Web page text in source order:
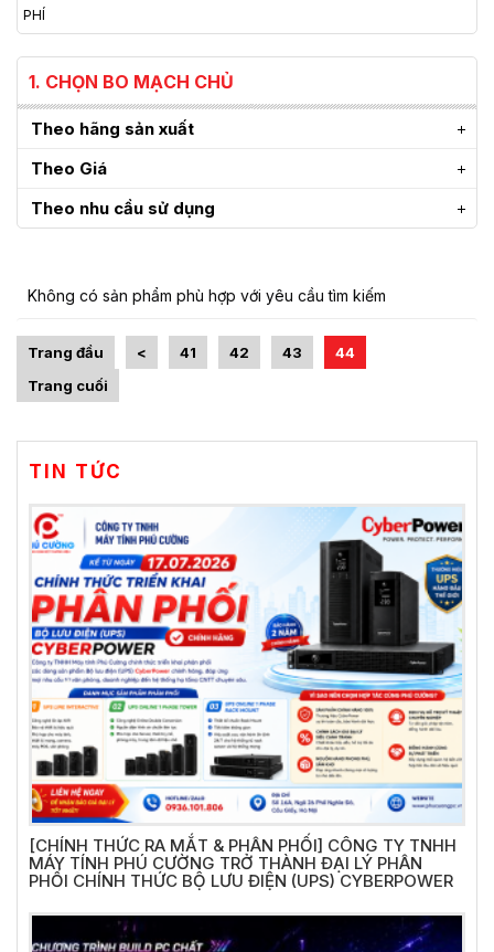
PHÍ
1. CHỌN BO MẠCH CHỦ
Theo hãng sản xuất
Theo Giá
Theo nhu cầu sử dụng
Không có sản phẩm phù hợp với yêu cầu tìm kiếm
Trang đầu < 41 42 43
44
Trang cuối
TIN TỨC
[CHÍNH THỨC RA MẮT & PHÂN PHỐI] CÔNG TY TNHH
MÁY TÍNH PHÚ CƯỜNG TRỞ THÀNH ĐẠI LÝ PHÂN
PHỐI CHÍNH THỨC BỘ LƯU ĐIỆN (UPS) CYBERPOWER